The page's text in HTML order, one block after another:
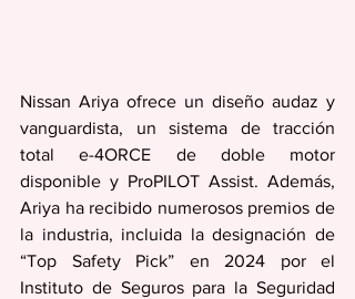
Nissan Ariya ofrece un diseño audaz y
vanguardista, un sistema de tracción
total e-4ORCE de doble motor
disponible y ProPILOT Assist. Además,
Ariya ha recibido numerosos premios de
la industria, incluida la designación de
“Top Safety Pick” en 2024 por el
Instituto de Seguros para la Seguridad